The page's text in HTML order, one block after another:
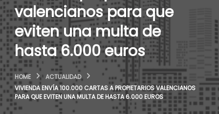
valencianos para que
eviten una multa de
hasta 6.000 euros
HOME
ACTUALIDAD
VIVIENDA ENVÍA 100.000 CARTAS A PROPIETARIOS VALENCIANOS
PARA QUE EVITEN UNA MULTA DE HASTA 6.000 EUROS